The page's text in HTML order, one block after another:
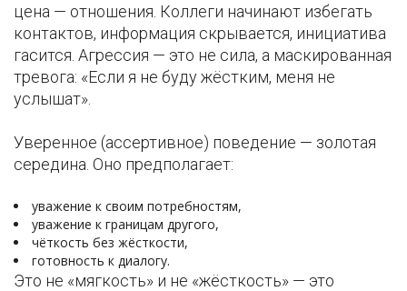
цена — отношения. Коллеги начинают избегать
контактов, информация скрывается, инициатива
гасится. Агрессия — это не сила, а маскированная
тревога: «Если я не буду жёстким, меня не
услышат».
Уверенное (ассертивное) поведение — золотая
середина. Оно предполагает:
уважение к своим потребностям,
уважение к границам другого,
чёткость без жёсткости,
готовность к диалогу.
Это не «мягкость» и не «жёсткость» — это